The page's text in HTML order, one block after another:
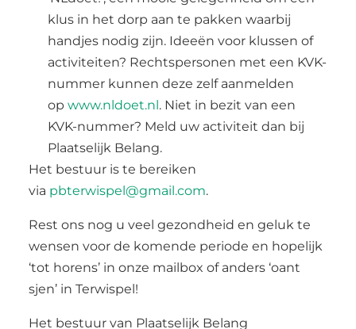
klus in het dorp aan te pakken waarbij
handjes nodig zijn. Ideeën voor klussen of
activiteiten? Rechtspersonen met een KVK-
nummer kunnen deze zelf aanmelden
op www.nldoet.nl. Niet in bezit van een
KVK-nummer? Meld uw activiteit dan bij
Plaatselijk Belang.
Het bestuur is te bereiken
via pbterwispel@gmail.com.
Rest ons nog u veel gezondheid en geluk te
wensen voor de komende periode en hopelijk
‘tot horens’ in onze mailbox of anders ‘oant
sjen’ in Terwispel!
Het bestuur van Plaatselijk Belang